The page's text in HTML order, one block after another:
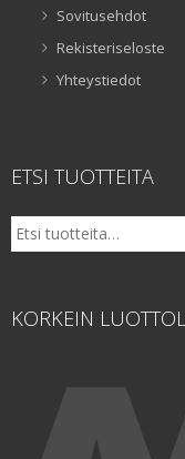
Sovitusehdot
Rekisteriseloste
Yhteystiedot
ETSI TUOTTEITA
Etsi:
KORKEIN